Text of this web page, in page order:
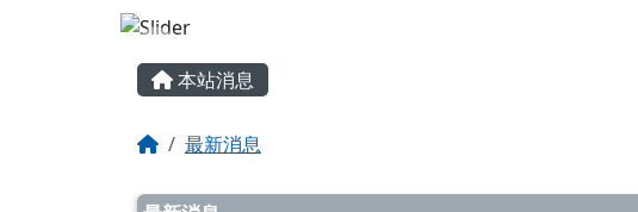
主內容區域
本站消息
回首頁最新消息
頁尾區域